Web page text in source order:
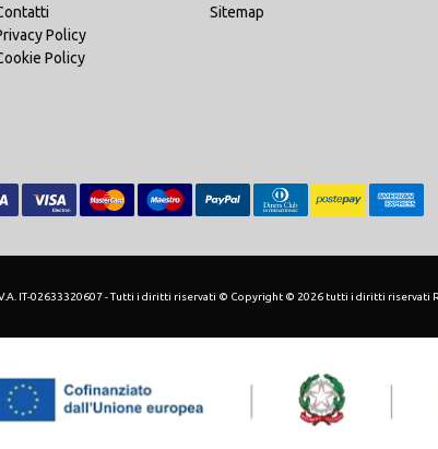
Policy
Policy
Sitemap
IT-02633320607 - Tutti i diritti riservati © Copyright © 2026 tutti i diritti riservati